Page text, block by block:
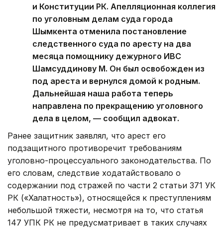
и Конституции РК. Апелляционная коллегия
по уголовным делам суда города
Шымкента отменила постановление
следственного суда по аресту на два
месяца помощнику дежурного ИВС
Шамсуддинову М. Он был освобожден из
под ареста и вернулся домой к родным.
Дальнейшая наша работа теперь
направлена по прекращению уголовного
дела в целом, — сообщил адвокат.
Ранее защитник заявлял, что арест его
подзащитного противоречит требованиям
уголовно-процессуального законодательства. По
его словам, следствие ходатайствовало о
содержании под стражей по части 2 статьи 371 УК
РК («Халатность»), относящейся к преступлениям
небольшой тяжести, несмотря на то, что статья
147 УПК РК не предусматривает в таких случаях